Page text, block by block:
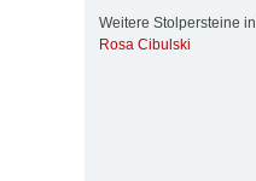
Weitere Stolpersteine in
Rosa Cibulski